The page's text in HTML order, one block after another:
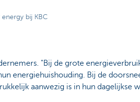
bij KBC
"Bij de grote
energiehuishouding. Bij de
aanwezig is in hun dagelijkse